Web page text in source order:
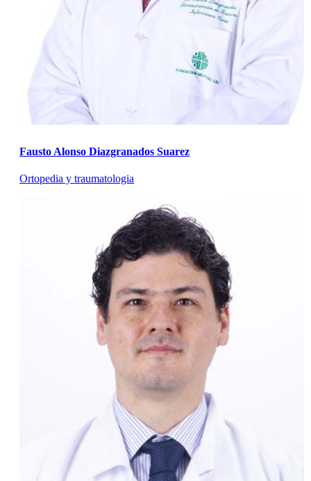
Fausto Alonso Diazgranados Suarez
Ortopedia y traumatologia